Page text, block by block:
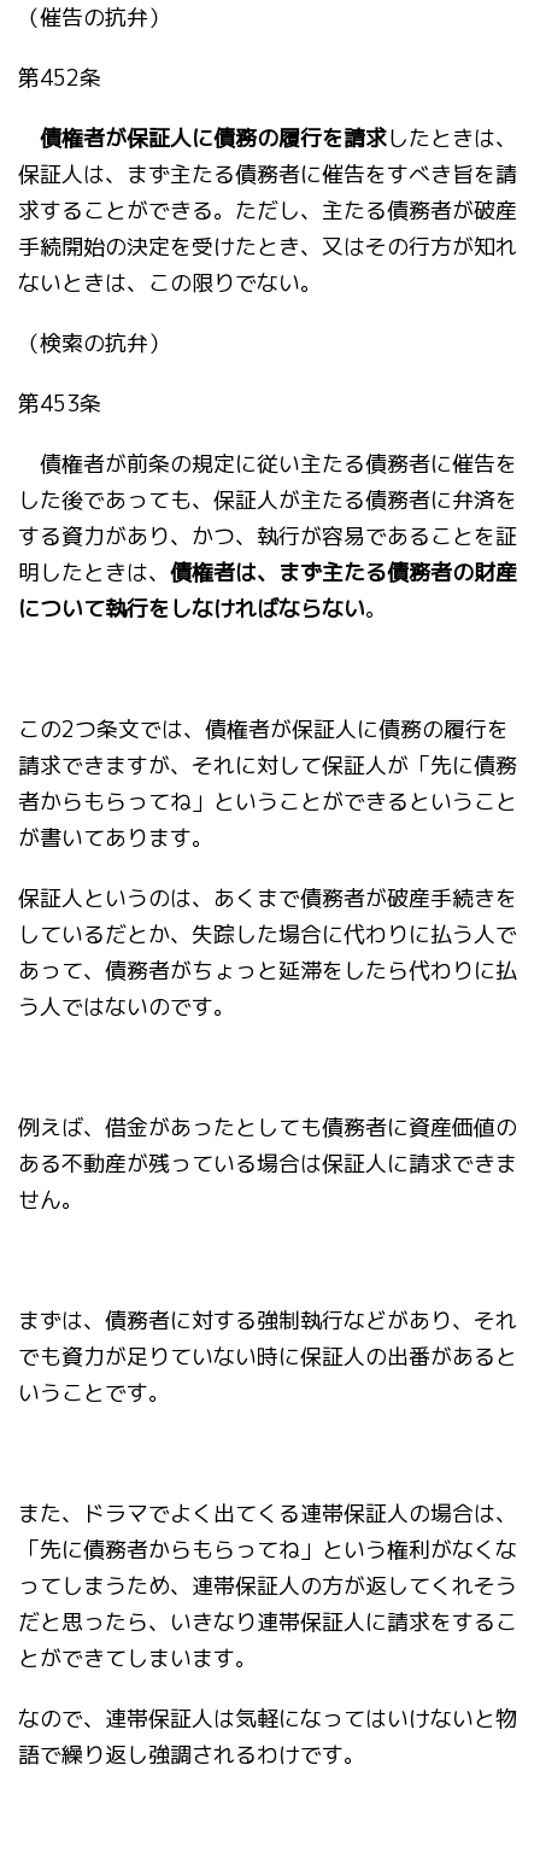
（催告の抗弁）
第452条
債権者が保証人に債務の履行を請求したときは、
保証人は、まず主たる債務者に催告をすべき旨を請
求することができる。ただし、主たる債務者が破産
手続開始の決定を受けたとき、又はその行方が知れ
ないときは、この限りでない。
（検索の抗弁）
第453条
債権者が前条の規定に従い主たる債務者に催告を
した後であっても、保証人が主たる債務者に弁済を
する資力があり、かつ、執行が容易であることを証
明したときは、 債権者は、まず主たる債務者の財産
について執行をしなければならない。
この2つ条文では、債権者が保証人に債務の履行を
請求できますが、それに対して保証人が「先に債務
者からもらってね」ということができるということ
が書いてあります。
保証人というのは、あくまで債務者が破産手続きを
しているだとか、失踪した場合に代わりに払う人で
あって、債務者がちょっと延滞をしたら代わりに払
う人ではないのです。
例えば、借金があったとしても債務者に資産価値の
ある不動産が残っている場合は保証人に請求できま
せん。
まずは、債務者に対する強制執行などがあり、それ
でも資力が足りていない時に保証人の出番があると
いうことです。
また、ドラマでよく出てくる連帯保証人の場合は、
「先に債務者からもらってね」という権利がなくな
ってしまうため、連帯保証人の方が返してくれそう
だと思ったら、いきなり連帯保証人に請求をするこ
とができてしまいます。
なので、連帯保証人は気軽になってはいけないと物
語で繰り返し強調されるわけです。